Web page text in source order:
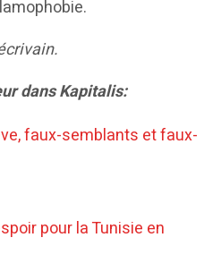
dans Kapitalis:
faux-semblants et faux-
pour la Tunisie en